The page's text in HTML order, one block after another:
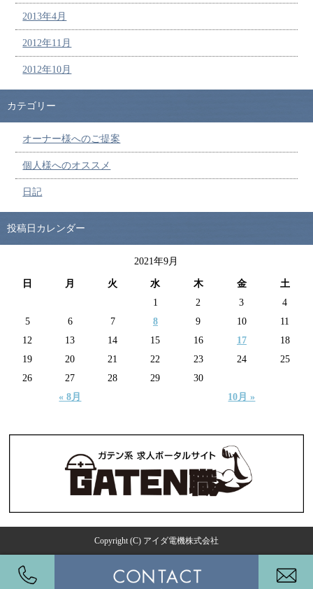
2013年4月
2012年11月
2012年10月
カテゴリー
オーナー様へのご提案
個人様へのオススメ
日記
投稿日カレンダー
2021年9月
日 月 火 水 木 金 土
« 8月 10月 »
1 2 3
4
5
6 7 8 9 10
11
12
13 14 15 16 17
18
19
20 21 22 23 24
25
26
27 28 29 30
Copyright (C) アイダ電機株式会社